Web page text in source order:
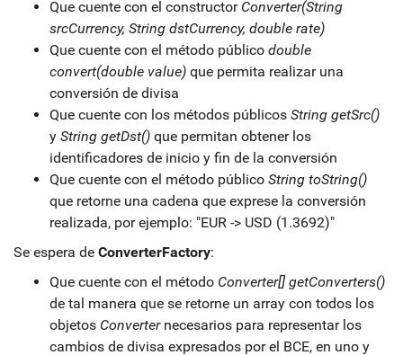
Que cuente con el constructor Converter(String
srcCurrency, String dstCurrency, double rate)
Que cuente con el método público double
convert(double value) que permita realizar una
conversión de divisa
Que cuente con los métodos públicos String getSrc()
y String getDst() que permitan obtener los
identificadores de inicio y fin de la conversión
Que cuente con el método público String toString()
que retorne una cadena que exprese la conversión
realizada, por ejemplo: "EUR -> USD (1.3692)"
Se espera de ConverterFactory:
Que cuente con el método Converter[] getConverters()
de tal manera que se retorne un array con todos los
objetos Converternecesarios para representar los
cambios de divisa expresados por el BCE, en uno y